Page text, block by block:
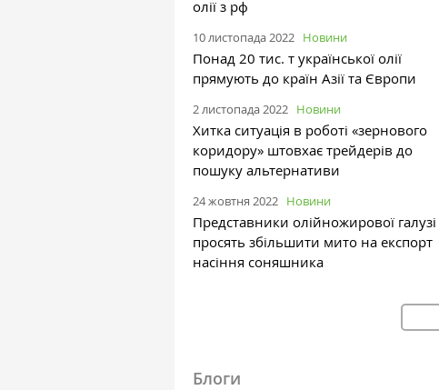
олії з рф
10 листопада 2022 Новини
Понад 20 тис. т української олії
прямують до країн Азії та Європи
2 листопада 2022 Новини
Хитка ситуація в роботі «‎зернового
коридору» штовхає трейдерів до
пошуку альтернативи
24 жовтня 2022 Новини
Представники олійножирової галузі
просять збільшити мито на експорт
насіння соняшника
Блоги